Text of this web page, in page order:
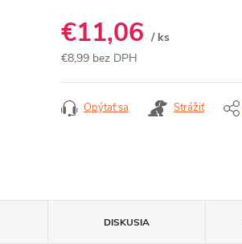
€11,06 / ks
€8,99 bez DPH
Opýtať sa Strážiť
DISKUSIA